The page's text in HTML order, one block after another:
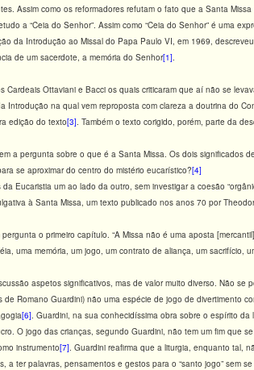
Assim como os reformadores refutam o fato que a Santa
a “Ceia do Senhor”. Assim como “Ceia do Senhor” é uma
da Introdução ao Missal do Papa Paulo VI, em 1969,
de um sacerdote, a memória do Senhor[1].
Cardeais Ottaviani e Bacci os quais criticaram que aí não se
Introdução na qual vem reproposta com clareza a doutrina do
edição do texto[3]. Também o texto corigido, porém, parte da
a pergunta sobre o que é a Santa Missa. Os dois significados
se aproximar do centro do mistério eucarístico?[4]
Eucaristia um ao lado da outro, sem investigar a coesão
à Santa Missa, um texto publicado nos anos 70 por
o primeiro capítulo. “A Missa não é uma aposta
uma memória, um jogo, um contrato de aliança, um sacrifício,
aspetos significativos, mas de valor muito diverso. Não se
Romano Guardini) não uma espécie de jogo de divertimento
[6]. Guardini, na sua conhecidíssima obra sobre o espírito
O jogo das crianças, segundo Guardini, não tem um fim que
instrumento[7]. Guardini reafirma que a liturgia, enquanto tal,
a ter palavras, pensamentos e gestos para o “santo jogo” sem